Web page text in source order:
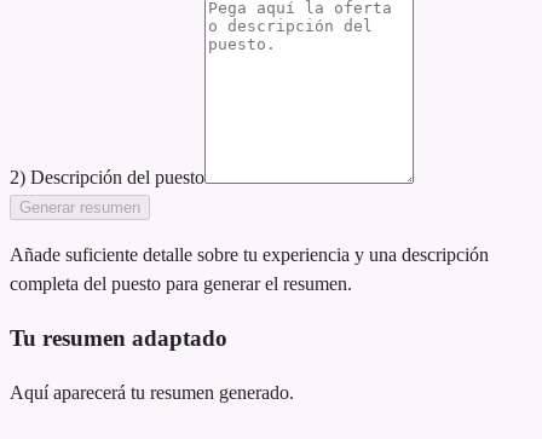
2) Descripción del puesto
Generar resumen
Añade suficiente detalle sobre tu experiencia y una descripción
completa del puesto para generar el resumen.
Tu resumen adaptado
Aquí aparecerá tu resumen generado.